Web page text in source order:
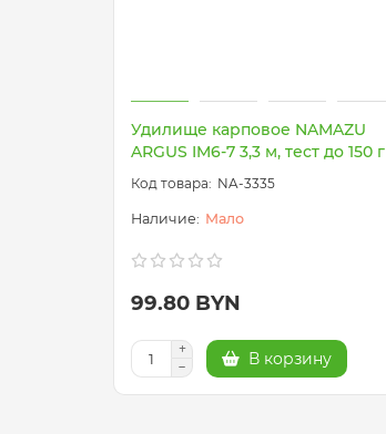
Удилище карповое NAMAZU
ARGUS IM6-7 3,3 м, тест до 150 г
NA-3335
Мало
99.80 BYN
В корзину